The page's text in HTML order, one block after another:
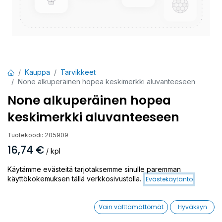
Kauppa
Tarvikkeet
None alkuperäinen hopea keskimerkki aluvanteeseen
None alkuperäinen hopea
keskimerkki aluvanteeseen
Tuotekoodi: 205909
16,74 € / kpl
Toimittajilla (kotimaa):Saatavilla
Lisää ostoskoriin
Käytämme evästeitä tarjotaksemme sinulle paremman
käyttökokemuksen tällä verkkosivustolla. Evästekäytäntö
Vain välttämättömät Hyväksyn